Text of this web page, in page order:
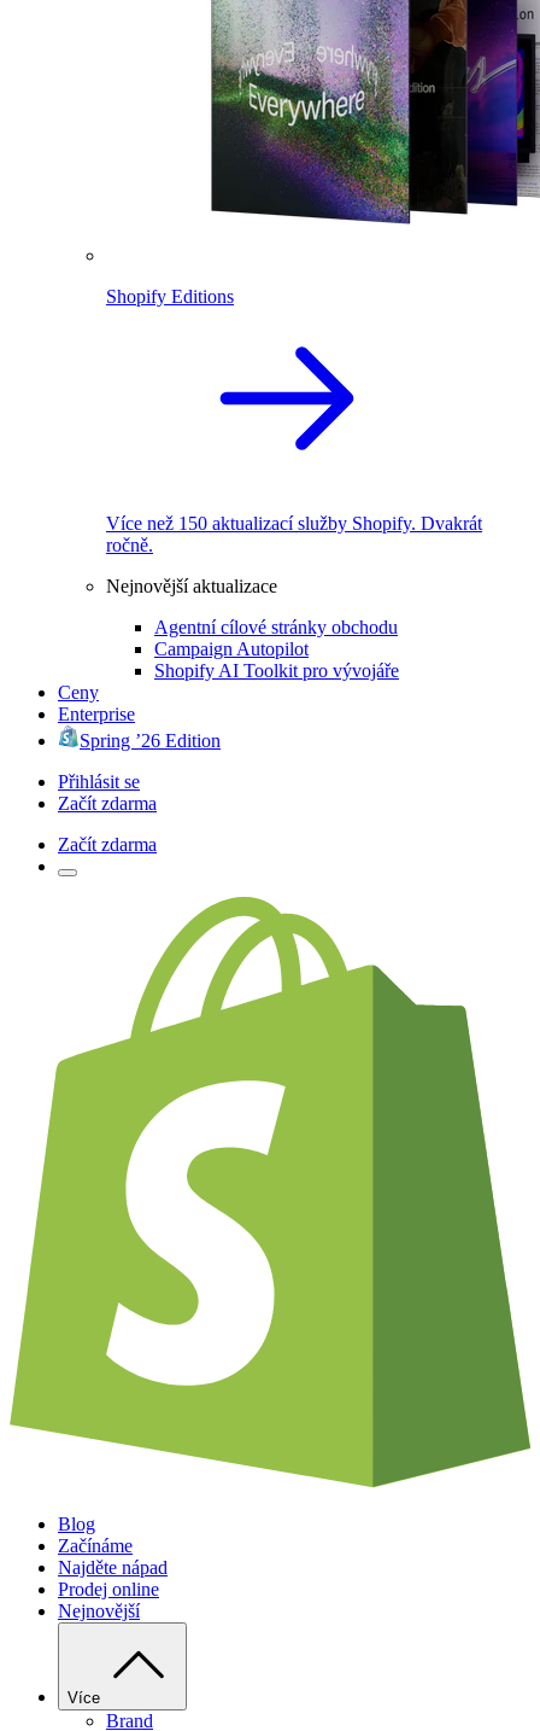
Shopify Editions
Více než 150 aktualizací služby Shopify. Dvakrát
ročně.
Nejnovější aktualizace
Agentní cílové stránky obchodu
Campaign Autopilot
Shopify AI Toolkit pro vývojáře
Ceny
Enterprise
Spring ’26 Edition
Přihlásit se
Začít zdarma
Začít zdarma
Blog
Začínáme
Najděte nápad
Prodej online
Nejnovější
Více
Brand